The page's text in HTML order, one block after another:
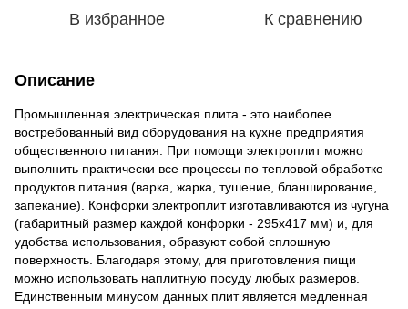
В избранное К сравнению
Описание
Промышленная электрическая плита - это наиболее
востребованный вид оборудования на кухне предприятия
общественного питания. При помощи электроплит можно
выполнить практически все процессы по тепловой обработке
продуктов питания (варка, жарка, тушение, бланширование,
запекание). Конфорки электроплит изготавливаются из чугуна
(габаритный размер каждой конфорки - 295х417 мм) и, для
удобства использования, образуют собой сплошную
поверхность. Благодаря этому, для приготовления пищи
можно использовать наплитную посуду любых размеров.
Единственным минусом данных плит является медленная